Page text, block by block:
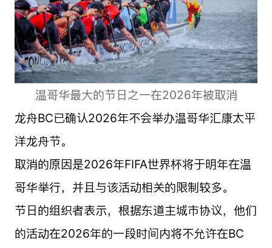
温哥华最大的节日之一在2026年被取消
龙舟BC已确认2026年不会举办温哥华汇康太平
洋龙舟节。
取消的原因是2026年FIFA世界杯将于明年在温
哥华举行，并且与该活动相关的限制较多。
节日的组织者表示，根据东道主城市协议，他们
的活动在2026年的一段时间内将不允许在BC